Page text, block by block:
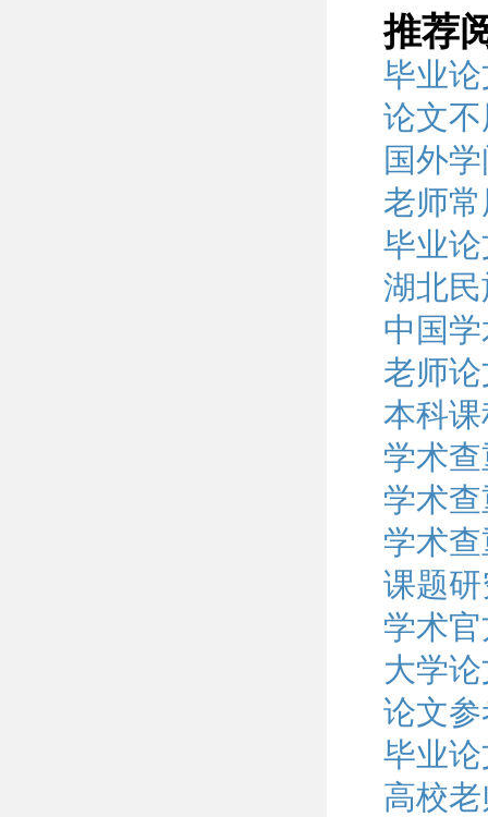
推荐
毕业
论文
国外
老师
毕业
湖北
中国
老师
本科
学术
学术
学术
课题
学术
大学
论文
毕业
高校